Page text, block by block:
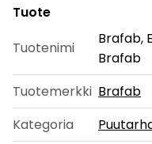
Tuote
Tuotenimi
Brafab,
Brafab
Tuotemerkki Brafab
Kategoria